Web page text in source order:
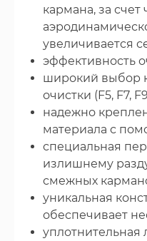
кармана, за счет
увеличивается
эффективность
широкий выбор
очистки (F5, F7,
надежно
материала с
специальная
излишнему
смежных
уникальная
обеспечивает
уплотнительная